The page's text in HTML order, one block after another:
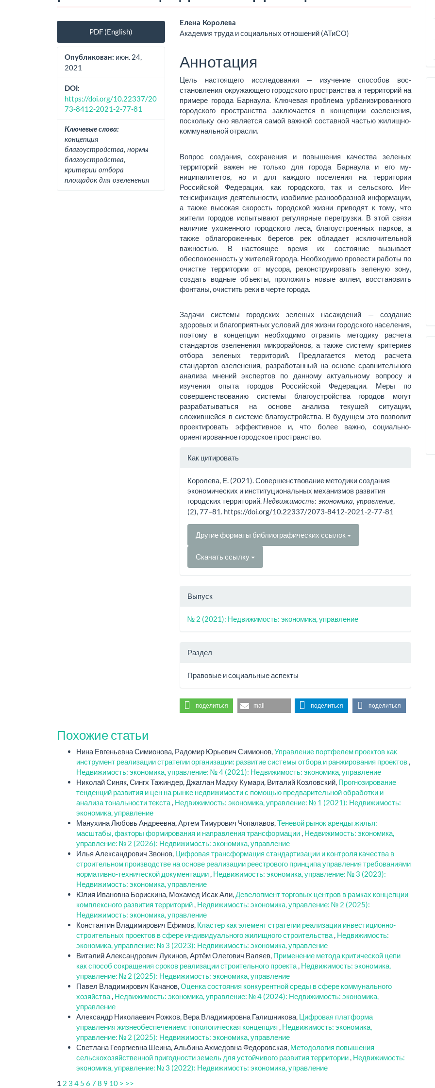
Боковая
панель
статьи
PDF (English)
Опубликован: июн. 24,
2021
DOI:
https://doi.org/10.22337/20
73-8412-2021-2-77-81
Ключевые слова:
концепция
благоустройства, нормы
благоустройства,
критерии отбора
площадок для озеленения
Основное
содержимое
статьи
Елена Королева
Академия труда и социальных отношений (АТиСО)
Аннотация
Цель настоящего исследования — изучение способов вос­
становления окружающего городского пространства и тер­риторий на
примере города Барнаула. Ключевая проблема урбанизированного
городского пространства заключается в концепции озеленения,
поскольку оно является самой важной составной частью жилищно-
коммунальной отрасли.
Вопрос создания, сохранения и повышения качества зеленых
территорий важен не только для города Барнаула и его му­
ниципалитетов, но и для каждого поселения на территории
Российской Федерации, как городского, так и сельского. Ин­
тенсификация деятельности, изобилие разнообразной ин­формации,
а также высокая скорость городской жизни при­водят к тому, что
жители городов испытывают регулярные перегрузки. В этой связи
наличие ухоженного городского леса, благоустроенных парков, а
также облагороженных бе­регов рек обладает исключительной
важностью. В настоящее время их состояние вызывает
обеспокоенность у жителей го­рода. Необходимо провести работы по
очистке территории от мусора, реконструировать зеленую зону,
создать водные объ­екты, проложить новые аллеи, восстановить
фонтаны, очи­стить реки в черте города.
Задачи системы городских зеленых насаждений — создание
здоровых и благоприятных условий для жизни городского на­селения,
поэтому в концепции необходимо отразить методи­ку расчета
стандартов озеленения микрорайонов, а также си­стему критериев
отбора зеленых территорий. Предлагается метод расчета
стандартов озеленения, разработанный на ос­нове сравнительного
анализа мнений экспертов по данному актуальному вопросу и
изучения опыта городов Российской Федерации. Меры по
совершенствованию системы благоу­стройства городов могут
разрабатываться на основе анали­за текущей ситуации,
сложившейся в системе благоустрой­ства. В будущем это позволит
проектировать эффективное и, что более важно, социально-
ориентированное городское про­странство.
Информация
Как цитировать
Королева, Е. (2021). Совершенствование методики создания
экономических и институциональных механизмов развития
городских территорий. Недвижимость: экономика, управление
(2), 77–81. https://doi.org/10.22337/2073-8412-2021-2-77-81
Другие форматы библиографических ссылок
Скачать ссылку
Выпуск
№ 2 (2021): Недвижимость: экономика, управление
Раздел
Правовые и социальные аспекты
поделиться mail поделиться поделиться
Похожие статьи
Нина Евгеньевна Симионова, Радомир Юрьевич Симионов,Управление портфелем проектов как
инструмент реализации стратегии организации: развитие системы отбора и ранжирования проектов,
Недвижимость: экономика, управление: № 4 (2021): Недвижимость: экономика, управление
Николай Синяк, Сингх Тажиндер, Джаглан Мадху Кумари, Виталий Козловский, Прогнозирование
тенденций развития и цен на рынке недвижимости с помощью предварительной обработки и
анализа тональности текста, Недвижимость: экономика, управление: № 1 (2021): Недвижимость:
экономика, управление
Манухина Любовь Андреевна, Артем Тимурович Чопалавов,Теневой рынок аренды жилья:
масштабы, факторы формирования и направления трансформации, Недвижимость: экономика,
управление: № 2 (2026): Недвижимость: экономика, управление
Илья Александрович Звонов, Цифровая трансформация стандартизации и контроля качества в
строительном производстве на основе реализации реестрового принципа управления требованиями
нормативно-технической документации, Недвижимость: экономика, управление: № 3 (2023):
Недвижимость: экономика, управление
Юлия Ивановна Борискина, Мохамед Исак Али,Девелопмент торговых центров в рамках концепции
комплексного развития территорий, Недвижимость: экономика, управление: № 2 (2025):
Недвижимость: экономика, управление
Константин Владимирович Ефимов, Кластер как элемент стратегии реализации инвестиционно-
строительных проектов в сфере индивидуального жилищного строительства, Недвижимость:
экономика, управление: № 3 (2023): Недвижимость: экономика, управление
Виталий Александрович Лукинов, Артём Олегович Валяев, Применение метода критической цепи
как способ сокращения сроков реализации строительного проекта, Недвижимость: экономика,
управление: № 2 (2025): Недвижимость: экономика, управление
Павел Владимирович Качанов,Оценка состояния конкурентной среды в сфере коммунального
хозяйства, Недвижимость: экономика, управление: № 4 (2024): Недвижимость: экономика,
управление
Александр Николаевич Рожков, Вера Владимировна Галишникова, Цифровая платформа
управления жизнеобеспечением: топологическая концепция , Недвижимость: экономика,
управление: № 2 (2025): Недвижимость: экономика, управление
Светлана Георгиевна Шеина, Альбина Ахмедовна Федоровская, Методология повышения
сельскохозяйственной пригодности земель для устойчивого развития территории, Недвижимость:
экономика, управление: № 3 (2022): Недвижимость: экономика, управление
1 2 3 4 5 6 78 9 10 > >>